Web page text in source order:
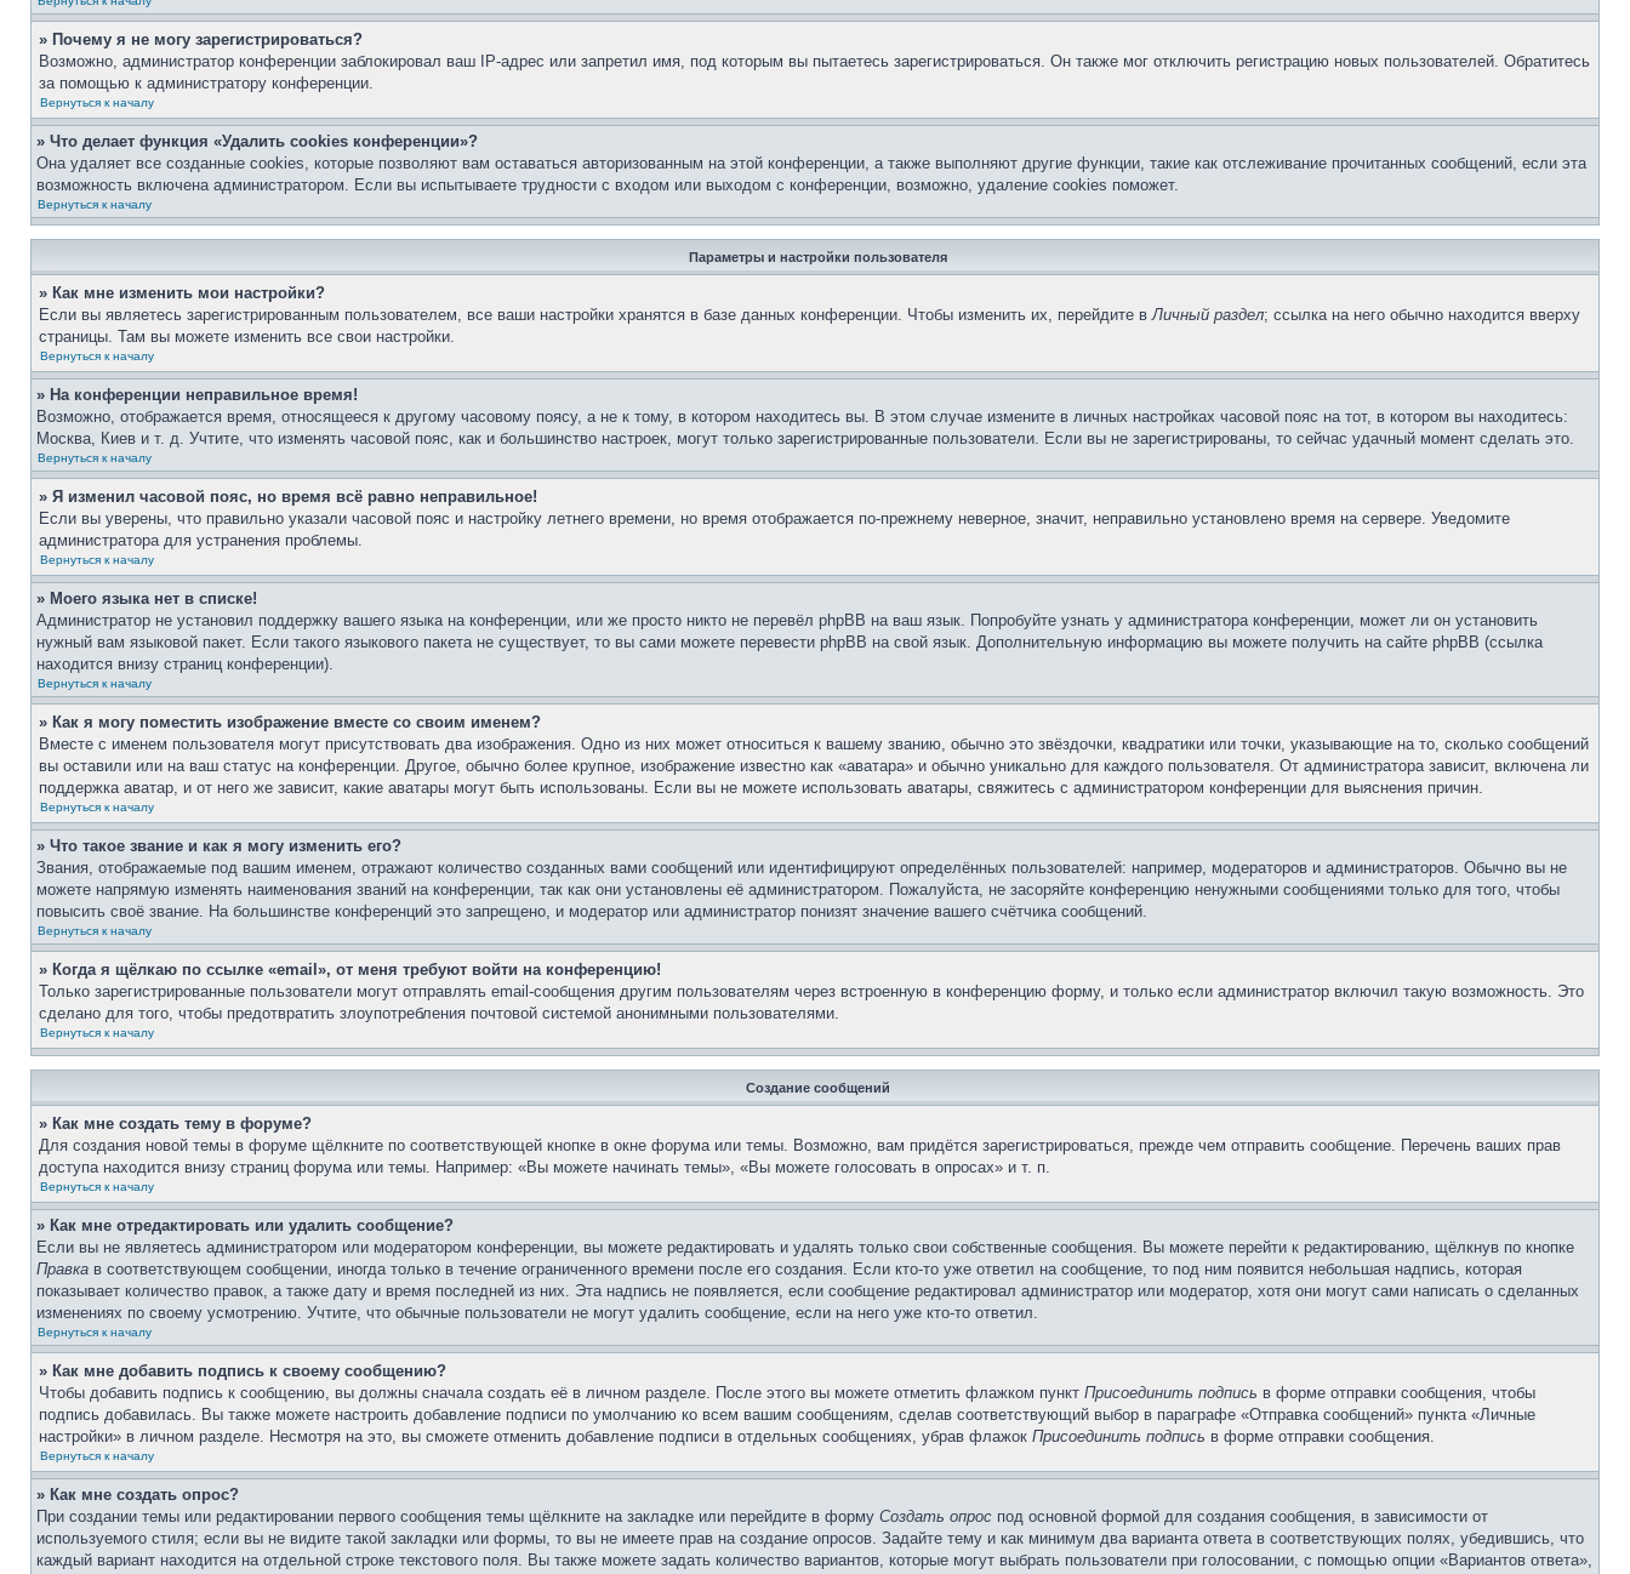
» Почему я не могу зарегистрироваться?
Возможно, администратор конференции заблокировал ваш IP-адрес или запретил имя, под которым вы пытаетесь зарегистрироваться. Он также мог отключить регистрацию новых пользователей. Обратитесь
за помощью к администратору конференции.
Вернуться к началу
» Что делает функция «Удалить cookies конференции»?
Она удаляет все созданные cookies, которые позволяют вам оставаться авторизованным на этой конференции, а также выполняют другие функции, такие как отслеживание прочитанных сообщений, если эта
возможность включена администратором. Если вы испытываете трудности с входом или выходом с конференции, возможно, удаление cookies поможет.
Вернуться к началу
Параметры и настройки пользователя
» Как мне изменить мои настройки?
Если вы являетесь зарегистрированным пользователем, все ваши настройки хранятся в базе данных конференции. Чтобы изменить их, перейдите вЛичный раздел; ссылка на него обычно находится вверху
страницы. Там вы можете изменить все свои настройки.
Вернуться к началу
» На конференции неправильное время!
Возможно, отображается время, относящееся к другому часовому поясу, а не к тому, в котором находитесь вы. В этом случае измените в личных настройках часовой пояс на тот, в котором вы находитесь:
Москва, Киев и т. д. Учтите, что изменять часовой пояс, как и большинство настроек, могут только зарегистрированные пользователи. Если вы не зарегистрированы, то сейчас удачный момент сделать это.
Вернуться к началу
» Я изменил часовой пояс, но время всё равно неправильное!
Если вы уверены, что правильно указали часовой пояс и настройку летнего времени, но время отображается по-прежнему неверное, значит, неправильно установлено время на сервере. Уведомите
администратора для устранения проблемы.
Вернуться к началу
» Моего языка нет в списке!
Администратор не установил поддержку вашего языка на конференции, или же просто никто не перевёл phpBB на ваш язык. Попробуйте узнать у администратора конференции, может ли он установить
нужный вам языковой пакет. Если такого языкового пакета не существует, то вы сами можете перевести phpBB на свой язык. Дополнительную информацию вы можете получить на сайте phpBB (ссылка
находится внизу страниц конференции).
Вернуться к началу
» Как я могу поместить изображение вместе со своим именем?
Вместе с именем пользователя могут присутствовать два изображения. Одно из них может относиться к вашему званию, обычно это звёздочки, квадратики или точки, указывающие на то, сколько сообщений
вы оставили или на ваш статус на конференции. Другое, обычно более крупное, изображение известно как «аватара» и обычно уникально для каждого пользователя. От администратора зависит, включена ли
поддержка аватар, и от него же зависит, какие аватары могут быть использованы. Если вы не можете использовать аватары, свяжитесь с администратором конференции для выяснения причин.
Вернуться к началу
» Что такое звание и как я могу изменить его?
Звания, отображаемые под вашим именем, отражают количество созданных вами сообщений или идентифицируют определённых пользователей: например, модераторов и администраторов. Обычно вы не
можете напрямую изменять наименования званий на конференции, так как они установлены её администратором. Пожалуйста, не засоряйте конференцию ненужными сообщениями только для того, чтобы
повысить своё звание. На большинстве конференций это запрещено, и модератор или администратор понизят значение вашего счётчика сообщений.
Вернуться к началу
» Когда я щёлкаю по ссылке «email», от меня требуют войти на конференцию!
Только зарегистрированные пользователи могут отправлять email-сообщения другим пользователям через встроенную в конференцию форму, и только если администратор включил такую возможность. Это
сделано для того, чтобы предотвратить злоупотребления почтовой системой анонимными пользователями.
Вернуться к началу
Создание сообщений
» Как мне создать тему в форуме?
Для создания новой темы в форуме щёлкните по соответствующей кнопке в окне форума или темы. Возможно, вам придётся зарегистрироваться, прежде чем отправить сообщение. Перечень ваших прав
доступа находится внизу страниц форума или темы. Например: «Вы можете начинать темы», «Вы можете голосовать в опросах» и т. п.
Вернуться к началу
» Как мне отредактировать или удалить сообщение?
Если вы не являетесь администратором или модератором конференции, вы можете редактировать и удалять только свои собственные сообщения. Вы можете перейти к редактированию, щёлкнув по кнопке
Правка в соответствующем сообщении, иногда только в течение ограниченного времени после его создания. Если кто-то уже ответил на сообщение, то под ним появится небольшая надпись, которая
показывает количество правок, а также дату и время последней из них. Эта надпись не появляется, если сообщение редактировал администратор или модератор, хотя они могут сами написать о сделанных
изменениях по своему усмотрению. Учтите, что обычные пользователи не могут удалить сообщение, если на него уже кто-то ответил.
Вернуться к началу
» Как мне добавить подпись к своему сообщению?
Чтобы добавить подпись к сообщению, вы должны сначала создать её в личном разделе. После этого вы можете отметить флажком пункт Присоединить подпись в форме отправки сообщения, чтобы
подпись добавилась. Вы также можете настроить добавление подписи по умолчанию ко всем вашим сообщениям, сделав соответствующий выбор в параграфе «Отправка сообщений» пункта «Личные
настройки» в личном разделе. Несмотря на это, вы сможете отменить добавление подписи в отдельных сообщениях, убрав флажок Присоединить подпись в форме отправки сообщения.
Вернуться к началу
» Как мне создать опрос?
При создании темы или редактировании первого сообщения темы щёлкните на закладке или перейдите в форму Создать опрос под основной формой для создания сообщения, в зависимости от
используемого стиля; если вы не видите такой закладки или формы, то вы не имеете прав на создание опросов. Задайте тему и как минимум два варианта ответа в соответствующих полях, убедившись, что
каждый вариант находится на отдельной строке текстового поля. Вы также можете задать количество вариантов, которые могут выбрать пользователи при голосовании, с помощью опции «Вариантов ответа»,